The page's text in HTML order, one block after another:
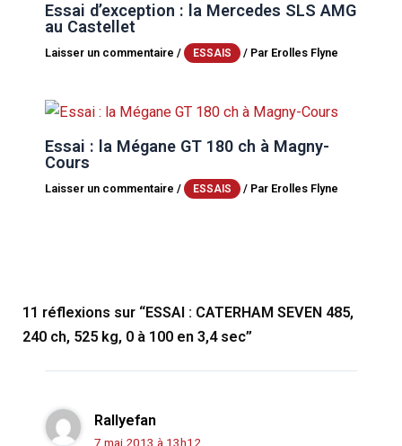
Essai d’exception : la Mercedes SLS AMG
au Castellet
Laisser un commentaire / ESSAIS / Par Erolles Flyne
Essai : la Mégane GT 180 ch à Magny-
Cours
Laisser un commentaire / ESSAIS / Par Erolles Flyne
11 réflexions sur “ESSAI : CATERHAM SEVEN 485,
240 ch, 525 kg, 0 à 100 en 3,4 sec”
Rallyefan
7 mai 2013 à 13h12